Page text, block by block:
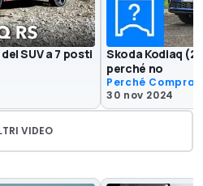
SUV a 7 posti
Skoda Kodiaq
perché no
Perché
30 nov 2024
VIDEO